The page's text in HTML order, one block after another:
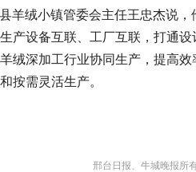
羊绒小镇管委会主任王忠杰说，
产设备互联、工厂互联，打通设
绒深加工行业协同生产，提高效
按需灵活生产。
邢台日报、牛城晚报所